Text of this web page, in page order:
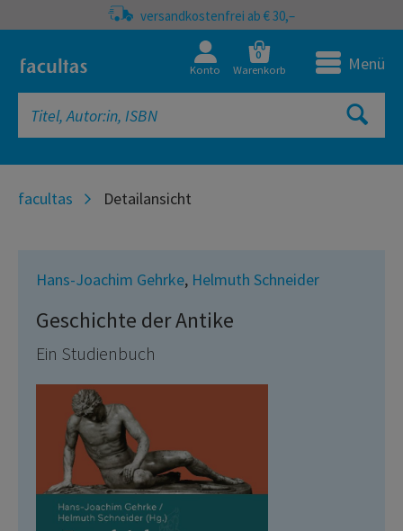
versandkostenfrei ab € 30,–
Konto
0
Warenkorb Menü
facultas Detailansicht
Hans-Joachim Gehrke, Helmuth Schneider
Geschichte der Antike
Ein Studienbuch